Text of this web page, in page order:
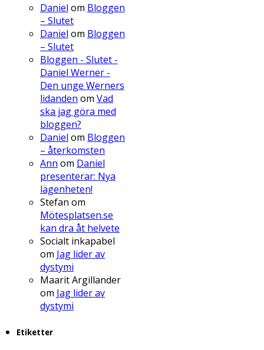
Daniel om Bloggen
– Slutet
Daniel om Bloggen
– Slutet
Bloggen - Slutet -
Daniel Werner -
Den unge Werners
lidanden om Vad
ska jag göra med
bloggen?
Daniel om Bloggen
– återkomsten
Ann om Daniel
presenterar: Nya
lägenheten!
Stefan om
Mötesplatsen.se
kan dra åt helvete
Socialt inkapabel
om Jag lider av
dystymi
Maarit Argillander
om Jag lider av
dystymi
Etiketter